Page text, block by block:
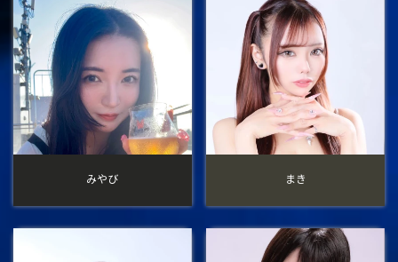
みやび まき